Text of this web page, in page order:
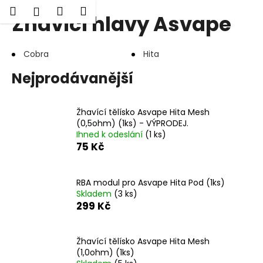
Přejít
HledatPřihlášení
Nákupní
košík
Žhavící hlavy Asvape
Cobra Hita
Nejprodávanější
Žhavící tělísko Asvape Hita Mesh
(0,5ohm) (1ks) - VÝPRODEJ.
Ihned k odeslání (1 ks)
75 Kč
RBA modul pro Asvape Hita Pod (1ks)
Skladem (3 ks)
299 Kč
Žhavící tělísko Asvape Hita Mesh
(1,0ohm) (1ks)
o Zpět
Zpět
o